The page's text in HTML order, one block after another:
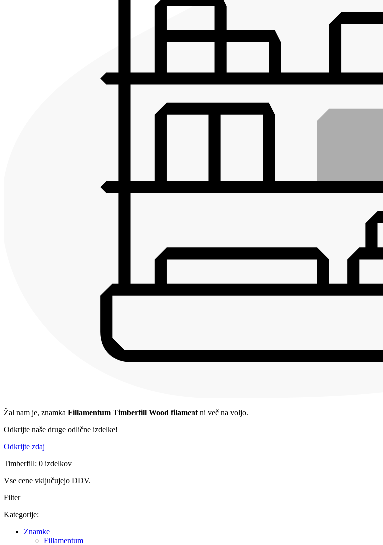
Žal nam je, znamka Fillamentum Timberfill Wood filament ni več na voljo.
Odkrijte naše druge odlične izdelke!
Odkrijte zdaj
Timberfill: 0 izdelkov
Vse cene vključujejo DDV.
Filter
Kategorije:
Znamke
Fillamentum